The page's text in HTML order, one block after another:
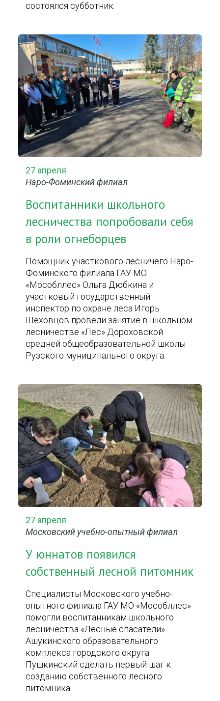
состоялся субботник.
27 апреля
Наро-Фоминский филиал
Воспитанники школьного
лесничества попробовали себя
в роли огнеборцев
Помощник участкового лесничего Наро-
Фоминского филиала ГАУ МО
«Мособллес» Ольга Дюбкина и
участковый государственный
инспектор по охране леса Игорь
Шеховцов провели занятие в школьном
лесничестве «Лес» Дороховской
средней общеобразовательной школы
Рузского муниципального округа.
27 апреля
Московский учебно-опытный филиал
У юннатов появился
собственный лесной питомник
Специалисты Московского учебно-
опытного филиала ГАУ МО «Мособллес»
помогли воспитанникам школьного
лесничества «Лесные спасатели»
Ашукинского образовательного
комплекса городского округа
Пушкинский сделать первый шаг к
созданию собственного лесного
питомника.